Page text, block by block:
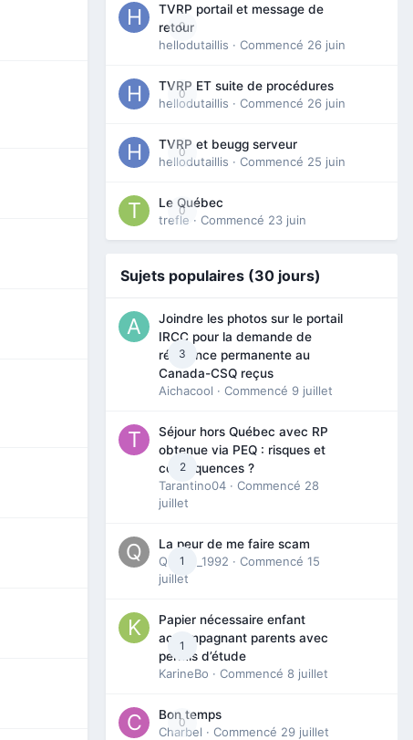
0
TVRP portail et message de
retour
hellodutaillis · Commencé 26 juin
0
TVRP ET suite de procédures
hellodutaillis · Commencé 26 juin
0
TVRP et beugg serveur
hellodutaillis · Commencé 25 juin
0
Le Québec
trefle · Commencé 23 juin
Sujets populaires (30 jours)
3
Joindre les photos sur le portail
IRCC pour la demande de
résidence permanente au
Canada-CSQ reçus
Aichacool · Commencé 9 juillet
2
Séjour hors Québec avec RP
obtenue via PEQ : risques et
conséquences ?
Tarantino04 · Commencé 28
juillet
1
La peur de me faire scam
Queen_1992 · Commencé 15
juillet
1
Papier nécessaire enfant
accompagnant parents avec
permis d’étude
KarineBo · Commencé 8 juillet
0
Bon temps
Charbel · Commencé 29 juillet